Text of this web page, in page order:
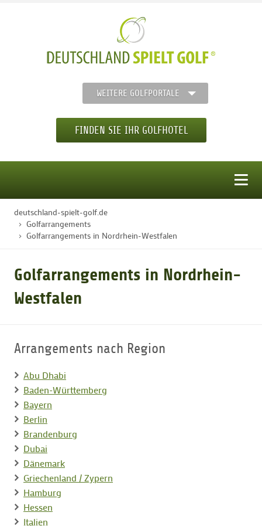
WEITERE GOLFPORTALE
FINDEN SIE IHR GOLFHOTEL
STARTSEITE
GOLFARRANGEMENTS
GOLF & WOMO
MALLORCA GOLFWOCHE
GOLF NEWS
deutschland-spielt-golf.de
Golfarrangements
Golfarrangements in Nordrhein-Westfalen
Golfarrangements in Nordrhein-
Westfalen
Arrangements nach Region
Abu Dhabi
Baden-Württemberg
Bayern
Berlin
Brandenburg
Dubai
Dänemark
Griechenland / Zypern
Hamburg
Hessen
Italien